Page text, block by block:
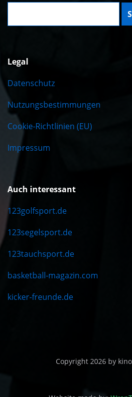
Suche:
Legal
Datenschutz
Nutzungsbestimmungen
Cookie-Richtlinien (EU)
Impressum
Auch interessant
123golfsport.de
123segelsport.de
123tauchsport.de
basketball-magazin.com
kicker-freunde.de
Copyright 2026 by